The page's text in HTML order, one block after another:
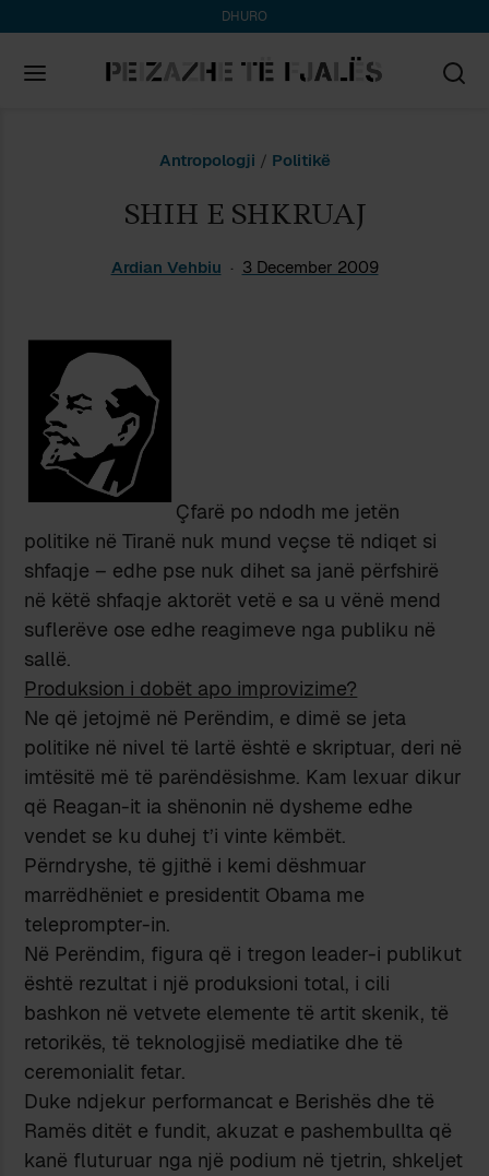
DHURO
Antropologji / Politikë
SHIH E SHKRUAJ
Ardian Vehbiu 3 December 2009
Çfarë po ndodh me jetën
politike në Tiranë nuk mund veçse të ndiqet si
shfaqje – edhe pse nuk dihet sa janë përfshirë
në këtë shfaqje aktorët vetë e sa u vënë mend
suflerëve ose edhe reagimeve nga publiku në
sallë.
Produksion i dobët apo improvizime?
Ne që jetojmë në Perëndim, e dimë se jeta
politike në nivel të lartë është e skriptuar, deri në
imtësitë më të parëndësishme. Kam lexuar dikur
që Reagan-it ia shënonin në dysheme edhe
vendet se ku duhej t’i vinte këmbët.
Përndryshe, të gjithë i kemi dëshmuar
marrëdhëniet e presidentit Obama me
teleprompter-in.
Në Perëndim, figura që i tregon leader-i publikut
është rezultat i një produksioni total, i cili
bashkon në vetvete elemente të artit skenik, të
retorikës, të teknologjisë mediatike dhe të
ceremonialit fetar.
Duke ndjekur performancat e Berishës dhe të
Ramës ditët e fundit, akuzat e pashembullta që
kanë fluturuar nga një podium në tjetrin, shkeljet